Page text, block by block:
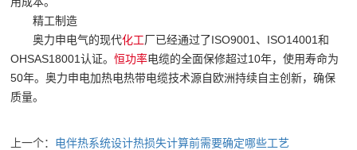
精工制造
奥力申电气的现代化工厂已经通过了ISO9001、ISO14001和
OHSAS18001认证。恒功率电缆的全面保修超过10年，使用寿命为
50年。奥力申电加热电热带电缆技术源自欧洲持续自主创新，确保
质量。
上一个： 电伴热系统设计热损失计算前需要确定哪些工艺